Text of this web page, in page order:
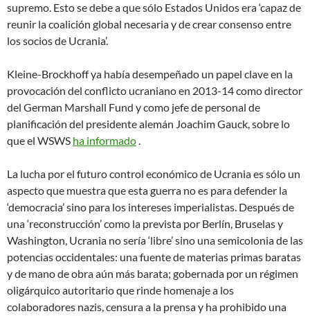
supremo. Esto se debe a que sólo Estados Unidos era ‘capaz de
reunir la coalición global necesaria y de crear consenso entre
los socios de Ucrania’.
Kleine-Brockhoff ya había desempeñado un papel clave en la
provocación del conflicto ucraniano en 2013-14 como director
del German Marshall Fund y como jefe de personal de
planificación del presidente alemán Joachim Gauck, sobre lo
que el WSWS ha informado.
La lucha por el futuro control económico de Ucrania es sólo un
aspecto que muestra que esta guerra no es para defender la
‘democracia’ sino para los intereses imperialistas. Después de
una ‘reconstrucción’ como la prevista por Berlín, Bruselas y
Washington, Ucrania no sería ‘libre’ sino una semicolonia de las
potencias occidentales: una fuente de materias primas baratas
y de mano de obra aún más barata; gobernada por un régimen
oligárquico autoritario que rinde homenaje a los
colaboradores nazis, censura a la prensa y ha prohibido una